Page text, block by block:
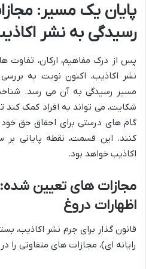
پایان یک مسیر:
رسیدگی به نشر
پس از درک مفاهیم، ارکان، تفاوت
نشر اکاذیب، اکنون نوبت به
مسیر رسیدگی به آن می رسد.
شکایت، می تواند به افراد کمک کند
گام های درستی برای احقاق حق خود
کنند. این قسمت، نقطه پایانی بر
اکاذیب خواهد بود.
مجازات های تعیین شده:
اظهارات دروغ
قانون گذار برای جرم نشر اکاذیب،
رایانه ای)، مجازات های متفاوتی را